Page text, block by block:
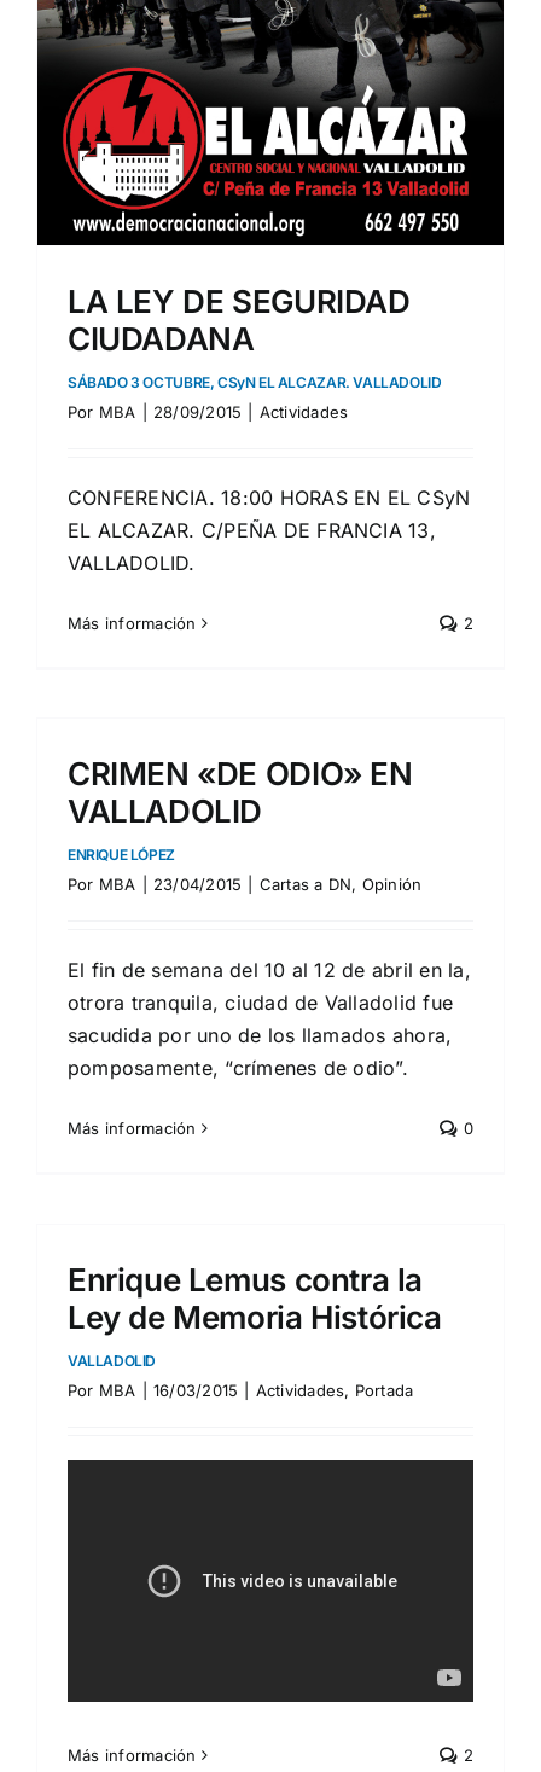
LA LEY DE SEGURIDAD
CIUDADANA
SÁBADO 3 OCTUBRE, CSyN EL ALCAZAR. VALLADOLID
Por MBA 28/09/2015 Actividades
CONFERENCIA. 18:00 HORAS EN EL CSyN
EL ALCAZAR. C/PEÑA DE FRANCIA 13,
VALLADOLID.
Más información 2
CRIMEN «DE ODIO» EN
VALLADOLID
ENRIQUE LÓPEZ
Por MBA 23/04/2015 Cartas a DN, Opinión
El fin de semana del 10 al 12 de abril en la,
otrora tranquila, ciudad de Valladolid fue
sacudida por uno de los llamados ahora,
pomposamente, “crímenes de odio”.
Más información 0
Enrique Lemus contra la
Ley de Memoria Histórica
VALLADOLID
Por MBA 16/03/2015 Actividades, Portada
Más información 2